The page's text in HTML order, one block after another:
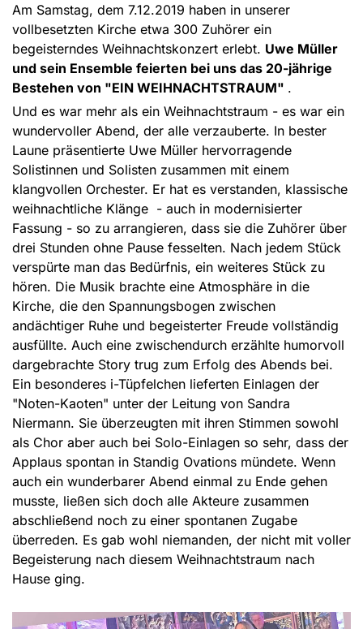
Am Samstag, dem 7.12.2019 haben in unserer
vollbesetzten Kirche etwa 300 Zuhörer ein
begeisterndes Weihnachtskonzert erlebt. Uwe Müller
und sein Ensemble feierten bei uns das 20-jährige
Bestehen von "EIN WEIHNACHTSTRAUM" .
Und es war mehr als ein Weihnachtstraum - es war ein
wundervoller Abend, der alle verzauberte. In bester
Laune präsentierte Uwe Müller hervorragende
Solistinnen und Solisten zusammen mit einem
klangvollen Orchester. Er hat es verstanden, klassische
weihnachtliche Klänge - auch in modernisierter
Fassung - so zu arrangieren, dass sie die Zuhörer über
drei Stunden ohne Pause fesselten. Nach jedem Stück
verspürte man das Bedürfnis, ein weiteres Stück zu
hören. Die Musik brachte eine Atmosphäre in die
Kirche, die den Spannungsbogen zwischen
andächtiger Ruhe und begeisterter Freude vollständig
ausfüllte. Auch eine zwischendurch erzählte humorvoll
dargebrachte Story trug zum Erfolg des Abends bei.
Ein besonderes i-Tüpfelchen lieferten Einlagen der
"Noten-Kaoten" unter der Leitung von Sandra
Niermann. Sie überzeugten mit ihren Stimmen sowohl
als Chor aber auch bei Solo-Einlagen so sehr, dass der
Applaus spontan in Standig Ovations mündete. Wenn
auch ein wunderbarer Abend einmal zu Ende gehen
musste, ließen sich doch alle Akteure zusammen
abschließend noch zu einer spontanen Zugabe
überreden. Es gab wohl niemanden, der nicht mit voller
Begeisterung nach diesem Weihnachtstraum nach
Hause ging.